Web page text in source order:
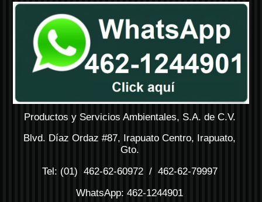
Productos y Servicios Ambientales, S.A. de C.V.
Blvd. Díaz Ordaz #87, Irapuato Centro, Irapuato,
Gto.
Tel: (01) 462-62-60972 / 462-62-79997
WhatsApp: 462-1244901